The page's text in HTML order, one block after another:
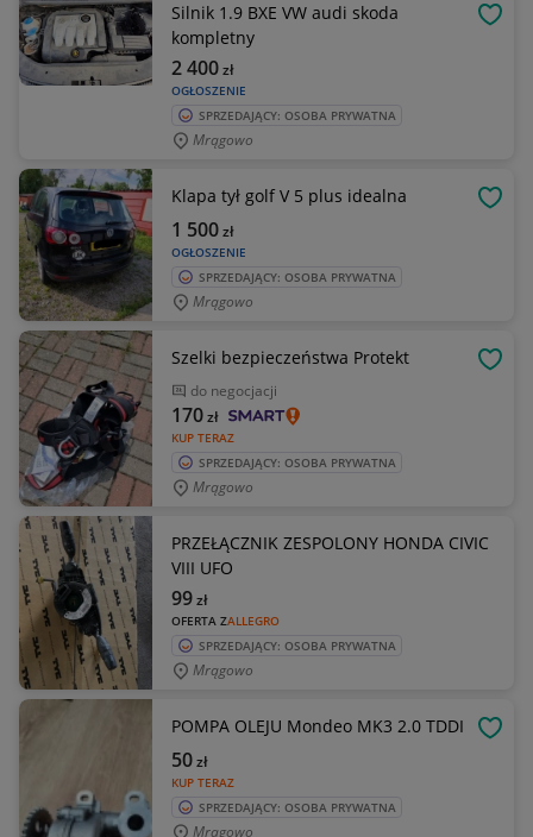
Silnik 1.9 BXE VW audi skoda
kompletny
OGŁOSZENIE
2 400zł
SPRZEDAJĄCY: OSOBA PRYWATNA
Mrągowo
Klapa tył golf V 5 plus idealna
OGŁOSZENIE
1 500zł
SPRZEDAJĄCY: OSOBA PRYWATNA
Mrągowo
Szelki bezpieczeństwa Protekt
do negocjacji
KUP TERAZ
170zł
SPRZEDAJĄCY: OSOBA PRYWATNA
Mrągowo
PRZEŁĄCZNIK ZESPOLONY HONDA CIVIC
VIII UFO
OFERTA ZALLEGRO
99zł
SPRZEDAJĄCY: OSOBA PRYWATNA
Mrągowo
POMPA OLEJU Mondeo MK3 2.0 TDDI
KUP TERAZ
50zł
SPRZEDAJĄCY: OSOBA PRYWATNA
Mrągowo